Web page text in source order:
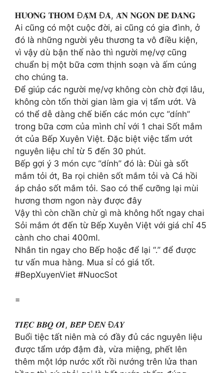
𝐇𝐔̛𝐎̛𝐍𝐆 𝐓𝐇𝐎̛𝐌 Đ𝐀̣̂𝐌 Đ𝐀̀, 𝐀̆𝐍 𝐍𝐆𝐎𝐍 𝐃𝐄̂̃ 𝐃𝐀̀𝐍𝐆
Ai cũng có một cuộc đời, ai cũng có gia đình, ở
đó là những người yêu thương ta vô điều kiện,
vì vậy dù bận thế nào thì người mẹ/vợ cũng
chuẩn bị một bữa cơm thịnh soạn và ấm cúng
cho chúng ta.
Để giúp các người mẹ/vợ không còn chờ đợi lâu,
không còn tốn thời gian làm gia vị tẩm ướt. Và
có thể dễ dàng chế biến các món cực “dính”
trong bữa cơm của mình chỉ với 1 chai Sốt mắm
ớt của Bếp Xuyên Việt. Đặc biệt việc tẩm ướt
nguyên liệu chỉ từ 5 đến 30 phút.
Bếp gợi ý 3 món cực “dính” đó là: Đùi gà sốt
mắm tỏi ớt, Ba rọi chiên sốt mắm tỏi và Cá hồi
áp chảo sốt mắm tỏi. Sao có thể cưỡng lại mùi
hương thơm ngon này được đây
Vậy thì còn chần chừ gì mà không hốt ngay chai
Sỏi mắm ớt đến từ Bếp Xuyên Việt với giá chỉ 45
cành cho chai 400ml.
Nhắn tin ngay cho Bếp hoặc để lại “.” để được
tư vấn mua hàng. Mua sỉ có giá tốt.
#BepXuyenViet #NuocSot
=
𝑻𝑰𝑬̣̂𝑪 𝑩𝑩𝑸 𝑶̛𝑰, 𝑩𝑬̂́𝑷 Đ𝑬̂́𝑵 Đ𝑨̂𝒀
Buổi tiệc tất niên mà có đầy đủ các nguyên liệu
được tẩm ướp đậm đà, vừa miệng, phết lên
thêm một lớp nước xốt rồi nướng trên lửa than